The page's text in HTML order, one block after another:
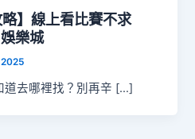
略】線上看比賽不求
樂城
道去哪裡找？別再辛 […]